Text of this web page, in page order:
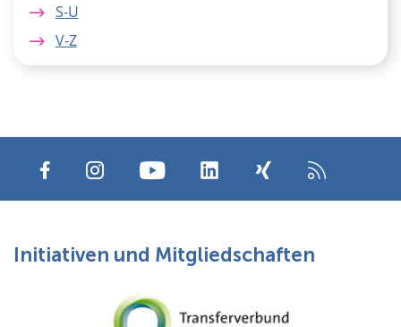
S-U
V-Z
Initiativen und Mitgliedschaften